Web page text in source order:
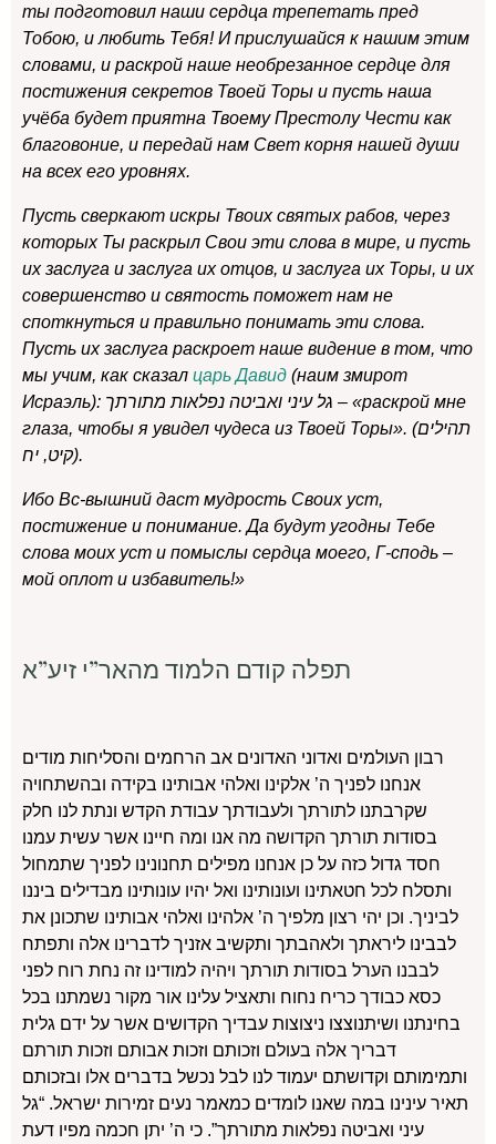
ты подготовил наши сердца трепетать пред
Тобою, и любить Тебя! И прислушайся к нашим этим
словами, и раскрой наше необрезанное сердце для
постижения секретов Твоей Торы и пусть наша
учёба будет приятна Твоему Престолу Чести как
благовоние, и передай нам Свет корня нашей души
на всех его уровнях.
Пусть сверкают искры Твоих святых рабов, через
которых Ты раскрыл Свои эти слова в мире, и пусть
их заслуга и заслуга их отцов, и заслуга их Торы, и их
совершенство и святость поможет нам не
споткнуться и правильно понимать эти слова.
Пусть их заслуга раскроет наше видение в том, что
мы учим, как сказал царь Давид (наим змирот
Исраэль): גל עיני ואביטה נפלאות מתורתך – «раскрой мне
глаза, чтобы я увидел чудеса из Твоей Торы». (תהילים
קיט, יח).
Ибо Вс-вышний даст мудрость Своих уст,
постижение и понимание. Да будут угодны Тебе
слова моих уст и помыслы сердца моего, Г-сподь –
мой оплот и избавитель!»
תפלה קודם הלמוד מהאר”י זיע”א
רבון העולמים ואדוני האדונים אב הרחמים והסליחות מודים
אנחנו לפניך ה’ אלקינו ואלהי אבותינו בקידה ובהשתחויה
שקרבתנו לתורתך ולעבודתך עבודת הקדש ונתת לנו חלק
בסודות תורתך הקדושה מה אנו ומה חיינו אשר עשית עמנו
חסד גדול כזה על כן אנחנו מפילים תחנונינו לפניך שתמחול
ותסלח לכל חטאתינו ועונותינו ואל יהיו עונותינו מבדילים ביננו
לביניך. וכן יהי רצון מלפיך ה’ אלהינו ואלהי אבותינו שתכונן את
לבבינו ליראתך ולאהבתך ותקשיב אזניך לדברינו אלה ותפתח
לבבנו הערל בסודות תורתך ויהיה למודינו זה נחת רוח לפני
כסא כבודך כריח נחוח ותאציל עלינו אור מקור נשמתנו בכל
בחינתנו ושיתנוצצו ניצוצות עבדיך הקדושים אשר על ידם גלית
דבריך אלה בעולם וזכותם וזכות אבותם וזכות תורתם
ותמימותם וקדושתם יעמוד לנו לבל נכשל בדברים אלו ובזכותם
תאיר עינינו במה שאנו לומדים כמאמר נעים זמירות ישראל. “גל
עיני ואביטה נפלאות מתורתך”. כי ה’ יתן חכמה מפיו דעת